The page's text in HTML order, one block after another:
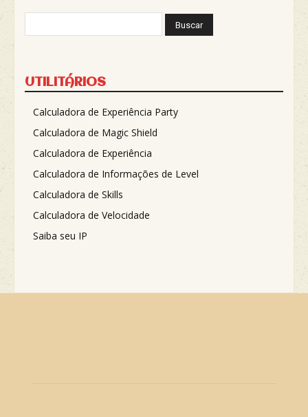
UTILITÁRIOS
Calculadora de Experiência Party
Calculadora de Magic Shield
Calculadora de Experiência
Calculadora de Informações de Level
Calculadora de Skills
Calculadora de Velocidade
Saiba seu IP